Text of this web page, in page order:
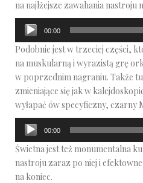
na najlżejsze zawahania nastroju
Odtwarzacz
plików
dźwiękowych
00:00
Podobnie jest w trzeciej części,
na muskularną i wyrazistą grę
w poprzednim nagraniu. Także
zmieniające się jak w
wyłapać ów specyficzny, czarny
Odtwarzacz
plików
dźwiękowych
00:00
Świetna jest też monumentalna
nastroju zaraz po niej i
na koniec.